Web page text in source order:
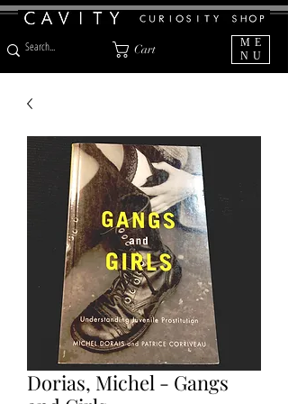
Cart
ME
NU
Dorias, Michel - Gangs